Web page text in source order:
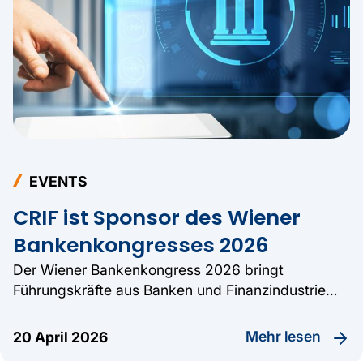
EVENTS
CRIF ist Sponsor des Wiener
Bankenkongresses 2026
Der Wiener Bankenkongress 2026 bringt
Führungskräfte aus Banken und Finanzindustrie
zeigt datengetriebene Lösungen für die Zukunft
des Bankings.
20 April 2026 Mehr lesen